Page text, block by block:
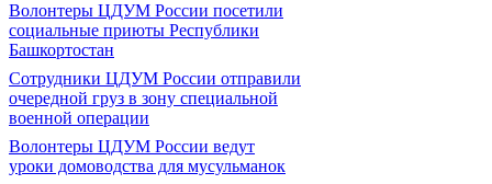
Волонтеры ЦДУМ России посетили
социальные приюты Республики
Башкортостан
Сотрудники ЦДУМ России отправили
очередной груз в зону специальной
военной операции
Волонтеры ЦДУМ России ведут
уроки домоводства для мусульманок